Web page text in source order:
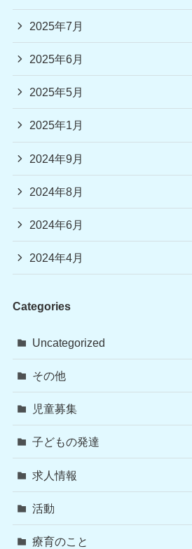
2025年7月
2025年6月
2025年5月
2025年1月
2024年9月
2024年8月
2024年6月
2024年4月
Categories
Uncategorized
その他
児童募集
子どもの発達
求人情報
活動
療育のこと